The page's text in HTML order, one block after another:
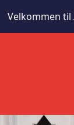
Velkommen til